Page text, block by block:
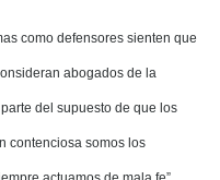
como defensores sienten que
abogados de la
del supuesto de que los
contenciosa somos los